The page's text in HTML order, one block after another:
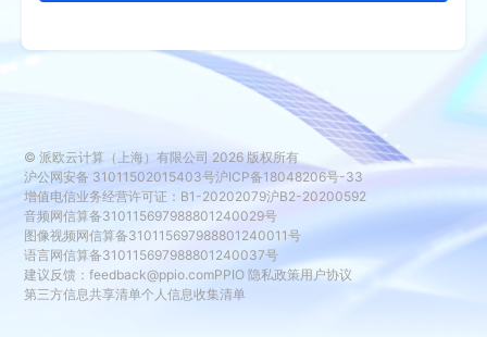
© 派欧云计算（上海）有限公司2026版权所有
沪公网安备 31011502015403号沪ICP备18048206号-33
增值电信业务经营许可证：B1-20202079沪B2-20200592
音频网信算备310115697988801240029号
图像视频网信算备310115697988801240011号
语言网信算备310115697988801240037号
建议反馈：feedback@ppio.comPPIO 隐私政策用户协议
第三方信息共享清单个人信息收集清单